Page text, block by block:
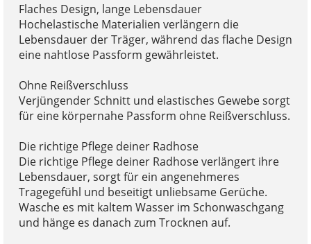
Flaches Design, lange Lebensdauer
Hochelastische Materialien verlängern die
Lebensdauer der Träger, während das flache Design
eine nahtlose Passform gewährleistet.
Ohne Reißverschluss
Verjüngender Schnitt und elastisches Gewebe sorgt
für eine körpernahe Passform ohne Reißverschluss.
Die richtige Pflege deiner Radhose
Die richtige Pflege deiner Radhose verlängert ihre
Lebensdauer, sorgt für ein angenehmeres
Tragegefühl und beseitigt unliebsame Gerüche.
Wasche es mit kaltem Wasser im Schonwaschgang
und hänge es danach zum Trocknen auf.